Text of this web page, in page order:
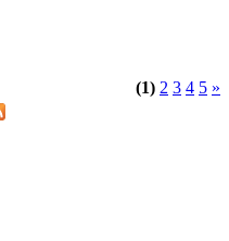
(1) 2 3 4 5 »